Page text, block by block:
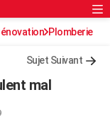
Rechercher
Plomberie
Sujet Suivant
mal